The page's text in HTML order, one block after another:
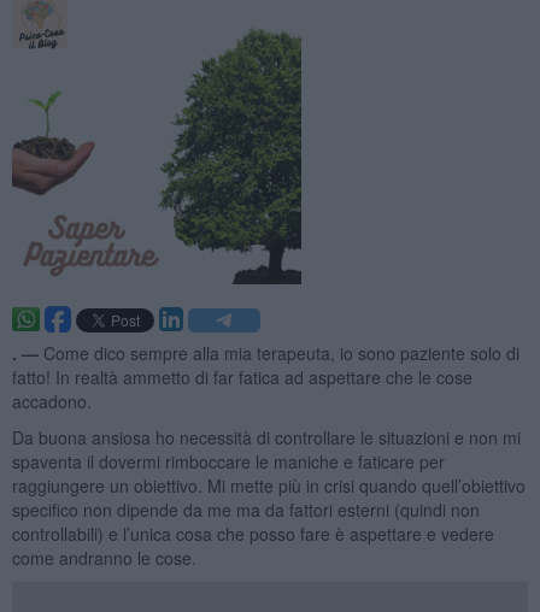
. — Come dico sempre alla mia terapeuta, io sono paziente solo di
fatto! In realtà ammetto di far fatica ad aspettare che le cose
accadono.
Da buona ansiosa ho necessità di controllare le situazioni e non mi
spaventa il dovermi rimboccare le maniche e faticare per
raggiungere un obiettivo. Mi mette più in crisi quando quell’obiettivo
specifico non dipende da me ma da fattori esterni (quindi non
controllabili) e l’unica cosa che posso fare è aspettare e vedere
come andranno le cose.